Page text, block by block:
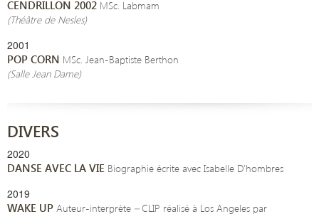
CENDRILLON 2002 MSc. Labmam
(Théâtre de Nesles)
2001
POP CORN MSc. Jean-Baptiste Berthon
(Salle Jean Dame)
DIVERS
2020
DANSE AVEC LA VIE Biographie écrite avec Isabelle D’hombres
2019
WAKE UP Auteur-interprète –CLIP réalisé à Los Angeles par